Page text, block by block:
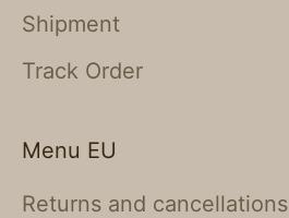
Shipment
Track Order
Menu EU
Returns and cancellations